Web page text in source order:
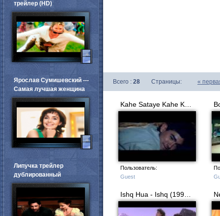
Всего : 28 Страницы: «
Пользователь:
Guest
трейлер (HD)
Ярослав Сумишевский ---
Самая лучшая женщина
Липучка трейлер
дублированный